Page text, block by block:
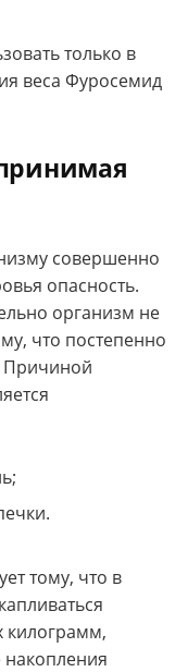
только в
веса Фуросемид
совершенно
опасность.
организм не
что постепенно
Причиной
тому, что в
килограмм,
накопления